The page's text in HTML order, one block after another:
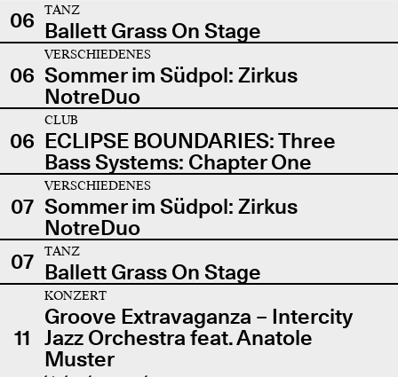
06
TANZ
Ballett Grass On Stage
06
VERSCHIEDENES
Sommer im Südpol: Zirkus
NotreDuo
06
CLUB
ECLIPSE BOUNDARIES: Three
Bass Systems: Chapter One
07
VERSCHIEDENES
Sommer im Südpol: Zirkus
NotreDuo
07
TANZ
Ballett Grass On Stage
11
KONZERT
Groove Extravaganza – Intercity
Jazz Orchestra feat. Anatole
Muster